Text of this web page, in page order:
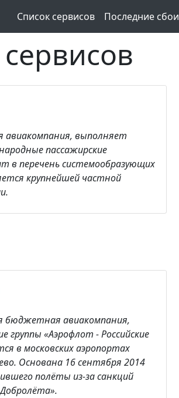
Список сервисов Последние сбои
авиакомпания, выполняет
пассажирские
в перечень системообразующих
крупнейшей частной
бюджетная авиакомпания,
группы «Аэрофлот - Российские
в московских аэропортах
Основана 16 сентября 2014
полёты из-за санкций